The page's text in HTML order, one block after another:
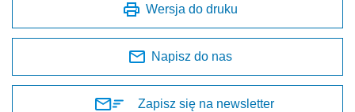
Wersja do druku
Napisz do nas
Zapisz się na newsletter